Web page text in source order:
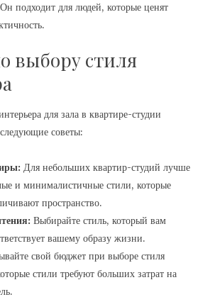
подходит для людей, которые ценят
выбору стиля
для зала в квартире-студии
советы:
Для небольших квартир-студий лучше
и минималистичные стили, которые
пространство.
Выбирайте стиль, который вам
вашему образу жизни.
свой бюджет при выборе стиля
стили требуют больших затрат на